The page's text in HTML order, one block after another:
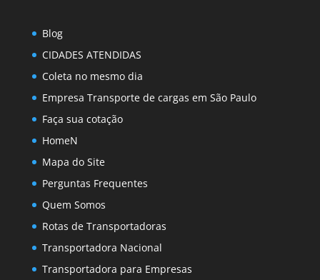
Blog
CIDADES ATENDIDAS
Coleta no mesmo dia
Empresa Transporte de cargas em São Paulo
Faça sua cotação
HomeN
Mapa do Site
Perguntas Frequentes
Quem Somos
Rotas de Transportadoras
Transportadora Nacional
Transportadora para Empresas